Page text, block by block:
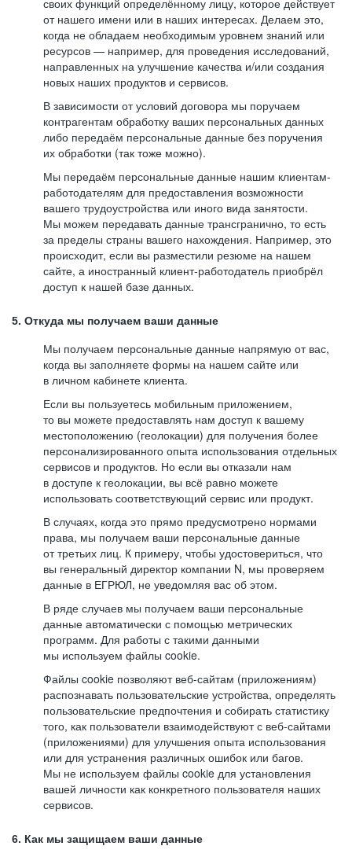
своих функций определённому лицу, которое действует
от нашего имени или в наших интересах. Делаем это,
когда не обладаем необходимым уровнем знаний или
ресурсов — например, для проведения исследований,
направленных на улучшение качества и/или создания
новых наших продуктов и сервисов.
В зависимости от условий договора мы поручаем
контрагентам обработку ваших персональных данных
либо передаём персональные данные без поручения
их обработки (так тоже можно).
Мы передаём персональные данные нашим клиентам-
работодателям для предоставления возможности
вашего трудоустройства или иного вида занятости.
Мы можем передавать данные трансгранично, то есть
за пределы страны вашего нахождения. Например, это
происходит, если вы разместили резюме на нашем
сайте, а иностранный клиент-работодатель приобрёл
доступ к нашей базе данных.
5. Откуда мы получаем ваши данные
Мы получаем персональные данные напрямую от вас,
когда вы заполняете формы на нашем сайте или
в личном кабинете клиента.
Если вы пользуетесь мобильным приложением,
то вы можете предоставлять нам доступ к вашему
местоположению (геолокации) для получения более
персонализированного опыта использования отдельных
сервисов и продуктов. Но если вы отказали нам
в доступе к геолокации, вы всё равно можете
использовать соответствующий сервис или продукт.
В случаях, когда это прямо предусмотрено нормами
права, мы получаем ваши персональные данные
от третьих лиц. К примеру, чтобы удостовериться, что
вы генеральный директор компании N, мы проверяем
данные в ЕГРЮЛ, не уведомляя вас об этом.
В ряде случаев мы получаем ваши персональные
данные автоматически с помощью метрических
программ. Для работы с такими данными
мы используем файлы cookie.
Файлы cookie позволяют веб-сайтам (приложениям)
распознавать пользовательские устройства, определять
пользовательские предпочтения и собирать статистику
того, как пользователи взаимодействуют с веб-сайтами
(приложениями) для улучшения опыта использования
или для устранения различных ошибок или багов.
Мы не используем файлы cookie для установления
вашей личности как конкретного пользователя наших
сервисов.
6. Как мы защищаем ваши данные